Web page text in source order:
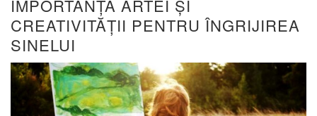
IMPORTANȚA ARTEI ȘI
CREATIVITĂȚII PENTRU ÎNGRIJIREA
SINELUI